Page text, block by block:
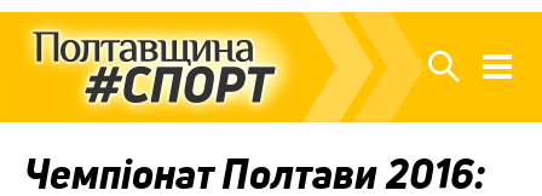
Чемпіонат Полтави 2016: